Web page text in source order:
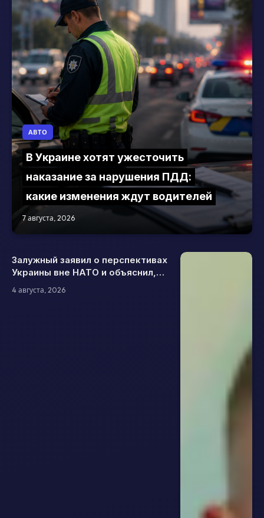
АВТО
В Украине хотят ужесточить
наказание за нарушения ПДД:
какие изменения ждут водителей
7 августа, 2026
Залужный заявил о перспективах
Украины вне НАТО и объяснил,
какой формат безопасности
считает эффективным
4 августа, 2026